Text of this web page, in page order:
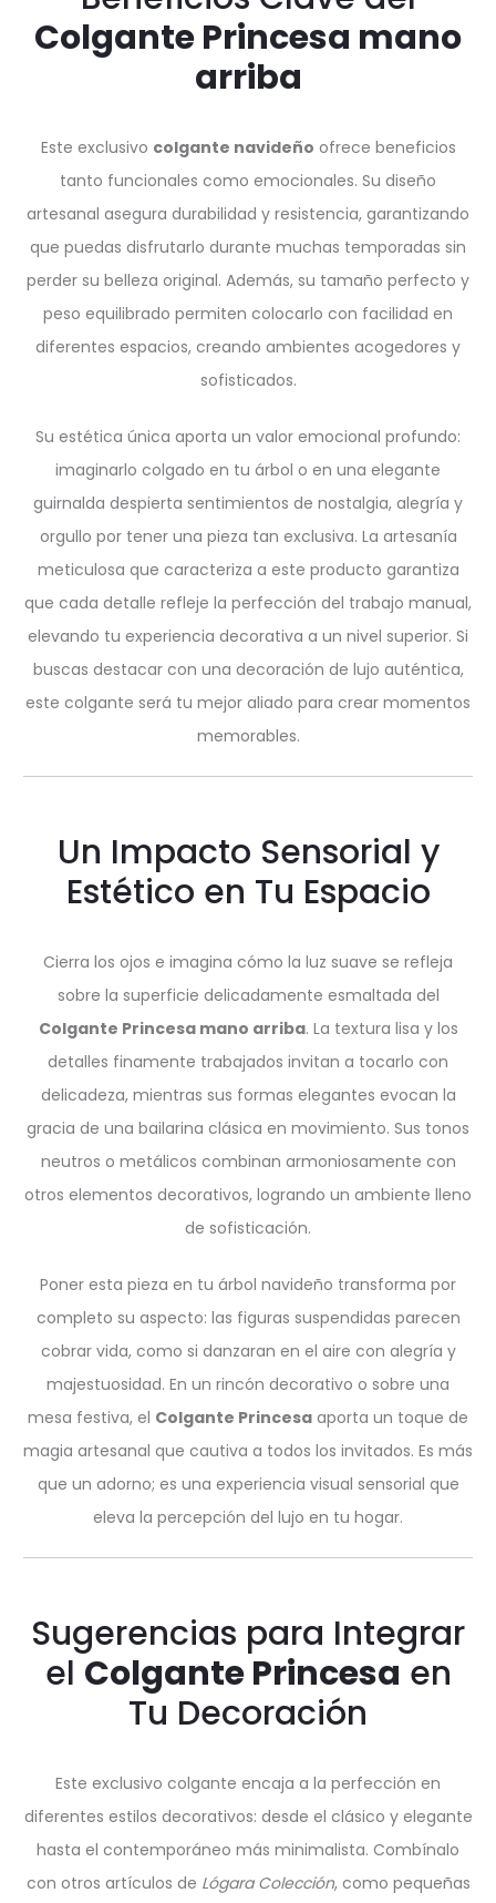
Colgante Princesa mano
arriba
Este exclusivo colgante navideño ofrece beneficios
tanto funcionales como emocionales. Su diseño
artesanal asegura durabilidad y resistencia, garantizando
que puedas disfrutarlo durante muchas temporadas sin
perder su belleza original. Además, su tamaño perfecto y
peso equilibrado permiten colocarlo con facilidad en
diferentes espacios, creando ambientes acogedores y
sofisticados.
Su estética única aporta un valor emocional profundo:
imaginarlo colgado en tu árbol o en una elegante
guirnalda despierta sentimientos de nostalgia, alegría y
orgullo por tener una pieza tan exclusiva. La artesanía
meticulosa que caracteriza a este producto garantiza
que cada detalle refleje la perfección del trabajo manual,
elevando tu experiencia decorativa a un nivel superior. Si
buscas destacar con una decoración de lujo auténtica,
este colgante será tu mejor aliado para crear momentos
memorables.
Un Impacto Sensorial y
Estético en Tu Espacio
Cierra los ojos e imagina cómo la luz suave se refleja
sobre la superficie delicadamente esmaltada del
Colgante Princesa mano arriba. La textura lisa y los
detalles finamente trabajados invitan a tocarlo con
delicadeza, mientras sus formas elegantes evocan la
gracia de una bailarina clásica en movimiento. Sus tonos
neutros o metálicos combinan armoniosamente con
otros elementos decorativos, logrando un ambiente lleno
de sofisticación.
Poner esta pieza en tu árbol navideño transforma por
completo su aspecto: las figuras suspendidas parecen
cobrar vida, como si danzaran en el aire con alegría y
majestuosidad. En un rincón decorativo o sobre una
mesa festiva, el Colgante Princesa aporta un toque de
magia artesanal que cautiva a todos los invitados. Es más
que un adorno; es una experiencia visual sensorial que
eleva la percepción del lujo en tu hogar.
Sugerencias para Integrar
el Colgante Princesa en
Tu Decoración
Este exclusivo colgante encaja a la perfección en
diferentes estilos decorativos: desde el clásico y elegante
hasta el contemporáneo más minimalista. Combínalo
con otros artículos de Lógara Colección, como pequeñas